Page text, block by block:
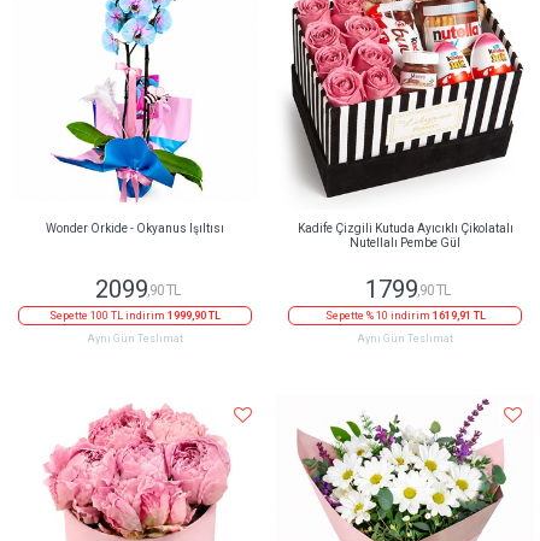
Wonder Orkide - Okyanus Işıltısı
2099 ,90 TL
Sepette 100 TL indirim 1999,90 TL
Aynı Gün Teslimat
Kadife Çizgili Kutuda Ayıcıklı Çikolatalı
Nutellalı Pembe Gül
1799 ,90 TL
Sepette % 10 indirim 1619,91 TL
Aynı Gün Teslimat